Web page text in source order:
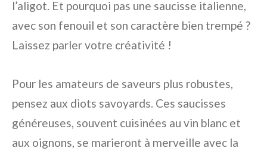
l’aligot. Et pourquoi pas une saucisse italienne,
avec son fenouil et son caractère bien trempé ?
Laissez parler votre créativité !
Pour les amateurs de saveurs plus robustes,
pensez aux diots savoyards. Ces saucisses
généreuses, souvent cuisinées au vin blanc et
aux oignons, se marieront à merveille avec la